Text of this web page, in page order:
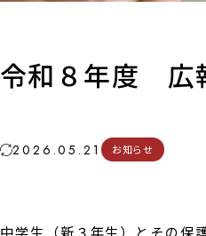
令和８年度 広
2026.05.21 お知らせ
中学生（新３年生）とその保